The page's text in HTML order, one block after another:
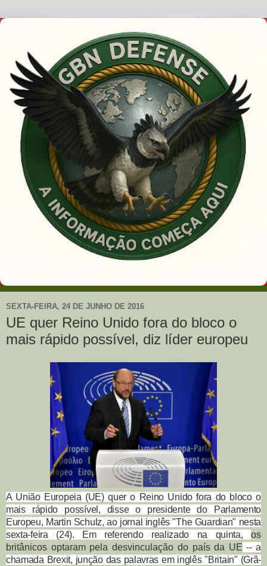
SEXTA-FEIRA, 24 DE JUNHO DE 2016
UE quer Reino Unido fora do bloco o
mais rápido possível, diz líder europeu
A União Europeia (UE) quer o Reino Unido fora do bloco o
mais rápido possível, disse o presidente do Parlamento
Europeu, Martin Schulz, ao jornal inglês "The Guardian" nesta
sexta-feira (24). Em referendo realizado na quinta, os
britânicos optaram pela desvinculação do país da UE -- a
chamada Brexit, junção das palavras em inglês "Britain" (Grã-